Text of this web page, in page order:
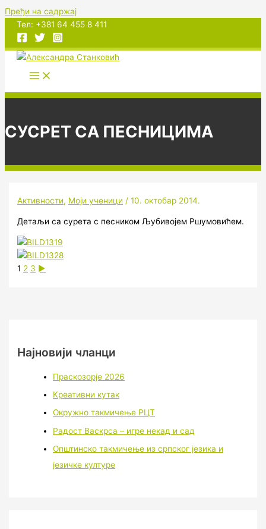
Пређи на садржај
Тел: +381 64 455 8 411
СУСРЕТ СА ПЕСНИЦИМА
Активности, Моји ученици /10. октобар 2014.
Детаљи са сурета с песником Љубивојем Ршумовићем.
1 2 3 ►
Најновији чланци
Праскозорје 2026
Креативни кутак
Окружно такмичење РЦТ
Радост Васкрса – игре некад и сад
Општинско такмичење из српског језика и
језичке културе